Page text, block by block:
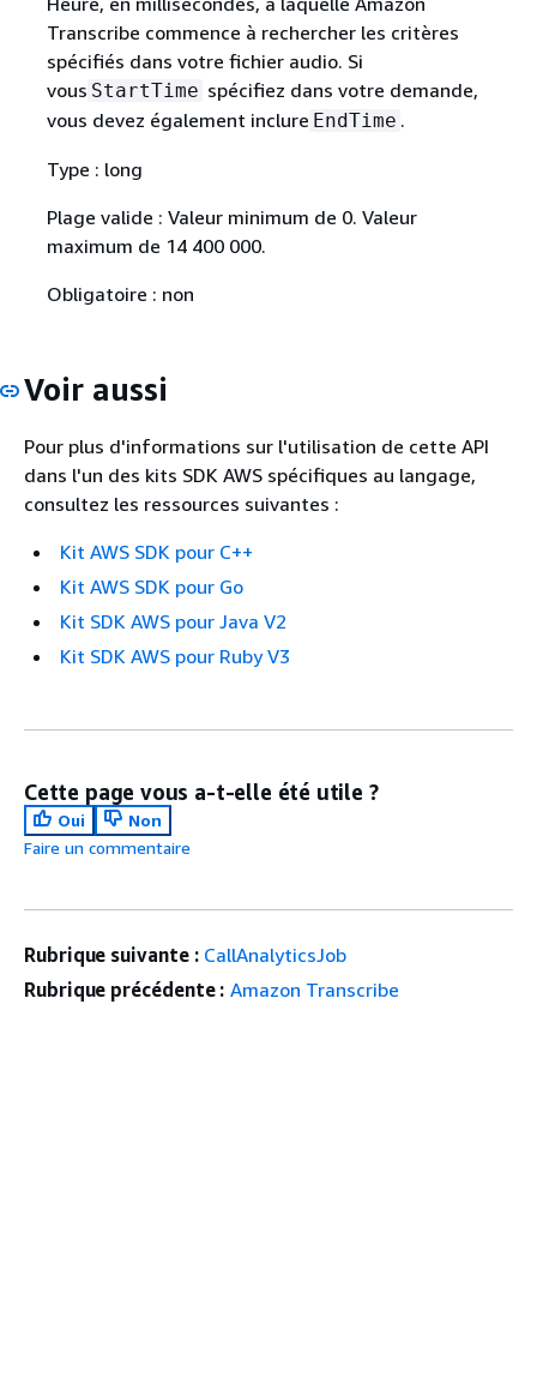
Transcribe commence à rechercher les critères
spécifiés dans votre fichier audio. Si
vous StartTime spécifiez dans votre demande,
vous devez également inclure EndTime .
Type : long
Plage valide : Valeur minimum de 0. Valeur
maximum de 14 400 000.
Obligatoire : non
Voir aussi
Pour plus d'informations sur l'utilisation de cette API
dans l'un des kits SDK AWS spécifiques au langage,
consultez les ressources suivantes :
Kit AWS SDK pour C++
Kit AWS SDK pour Go
Kit SDK AWS pour Java V2
Kit SDK AWS pour Ruby V3
Cette page vous a-t-elle été utile ?
Oui
Non
Faire un commentaire
Rubrique suivante : CallAnalyticsJob
Rubrique précédente : Amazon Transcribe